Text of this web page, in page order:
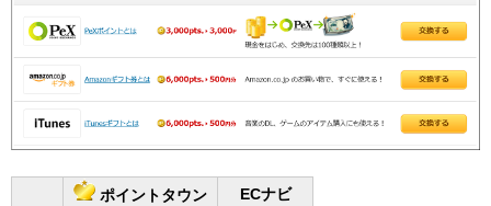
ポイントタウン ECナビ